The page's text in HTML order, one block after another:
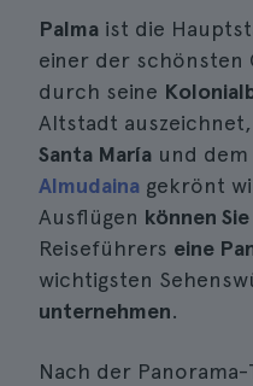
Palma ist die
einer der schönsten
durch seine
Altstadt
Santa María und dem
Almudaina gekrönt
Ausflügen können Sie
Reiseführers eine
wichtigsten
unternehmen.
Nach der